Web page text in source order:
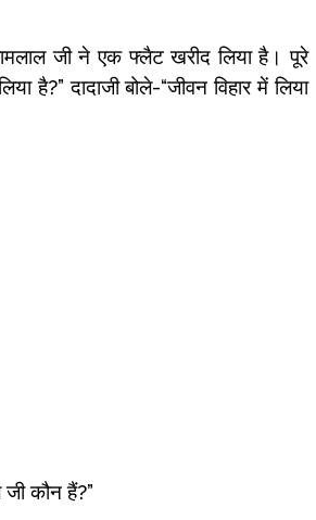
जी ने एक फ्लैट खरीद लिया है। पूरे
है?” दादाजी बोले-“जीवन विहार में लिया
कौन हैं?”